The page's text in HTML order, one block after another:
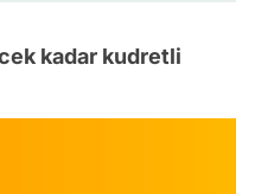
kadar kudretli